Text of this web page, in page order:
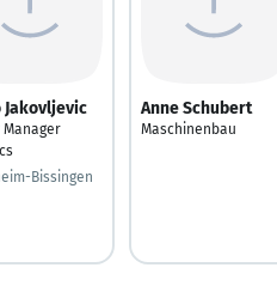
Jakovljevic
Bissingen
Anne Schubert
Maschinenbau